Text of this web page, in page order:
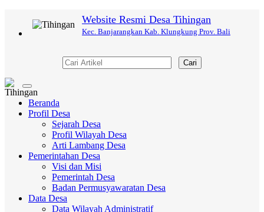
Website Resmi Desa Tihingan
Kec. Banjarangkan Kab. Klungkung Prov. Bali
Cari
Toggle
navigation
Beranda
Profil Desa
Sejarah Desa
Profil Wilayah Desa
Arti Lambang Desa
Pemerintahan Desa
Visi dan Misi
Pemerintah Desa
Badan Permusyawaratan Desa
Data Desa
Data Wilayah Administratif